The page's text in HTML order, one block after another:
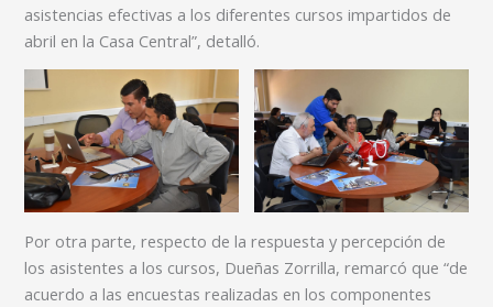
asistencias efectivas a los diferentes cursos impartidos de
abril en la Casa Central”, detalló.
Por otra parte, respecto de la respuesta y percepción de
los asistentes a los cursos, Dueñas Zorrilla, remarcó que “de
acuerdo a las encuestas realizadas en los componentes